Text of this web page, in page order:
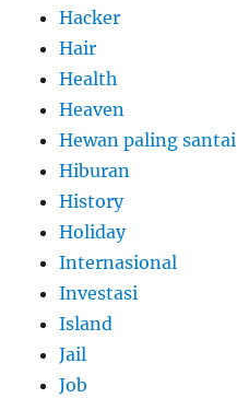
Hacker
Hair
Health
Heaven
Hewan paling santai
Hiburan
History
Holiday
Internasional
Investasi
Island
Jail
Job